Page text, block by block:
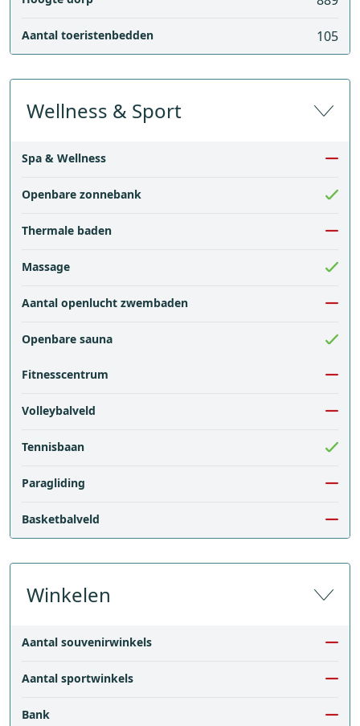
Aantal toeristenbedden 105
Wellness & Sport
Spa & Wellness
Openbare zonnebank
Thermale baden
Massage
Aantal openlucht zwembaden
Openbare sauna
Fitnesscentrum
Volleybalveld
Tennisbaan
Paragliding
Basketbalveld
Winkelen
Aantal souvenirwinkels
Aantal sportwinkels
Bank